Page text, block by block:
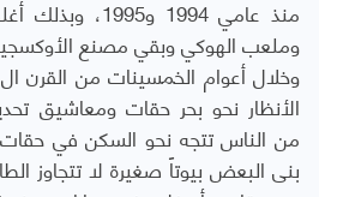
منذ عامي 1994
وملعب الهوكي وبقي مصنع
الأنظار نحو بحر حقات ومعاشيق
من الناس تتجه نحو السكن في
بنى البعض بيوتاً صغيرة لا تتجاوز